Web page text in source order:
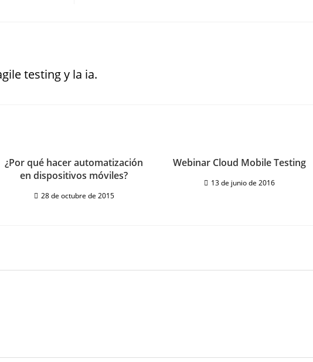
testing y la ia.
¿Por qué hacer automatización
en dispositivos móviles?
28 de octubre de 2015
Webinar Cloud Mobile Testing
13 de junio de 2016